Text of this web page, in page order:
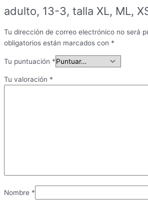
adulto, 13-3, talla XL, ML,
Tu dirección de correo electrónico no será
obligatorios están marcados con *
Tu puntuación *
Tu valoración *
Nombre *